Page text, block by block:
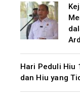
Hari Peduli Hiu
dan Hiu yang